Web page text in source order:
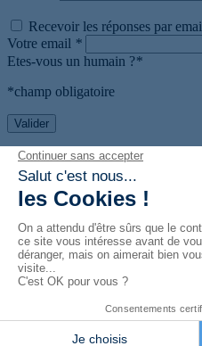
Recevoir les réponses par
Votre email *
Etes-vous un humain ?*
*champ obligatoire
Valider
Créer un compte sur l'Atelier :
Votre pseudo : *
Votre email :*
Mot de passe :*
Etes-vous un humain ? *
J'ai lu et j’accepte les
Créer un compte et publier ma
Trouvez l'origine de votre panne
diagnostic
Retour au forum